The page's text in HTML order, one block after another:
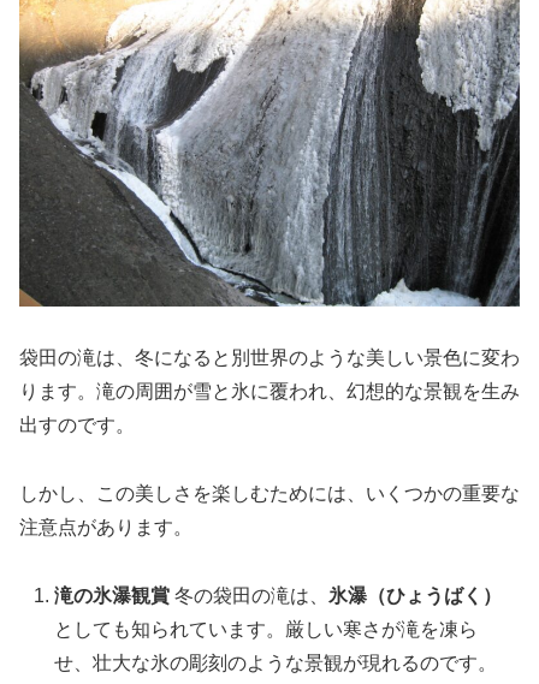
袋田の滝は、冬になると別世界のような美しい景色に変わ
ります。滝の周囲が雪と氷に覆われ、幻想的な景観を生み
出すのです。
しかし、この美しさを楽しむためには、いくつかの重要な
注意点があります。
滝の氷瀑観賞 冬の袋田の滝は、 氷瀑（ひょうばく）
としても知られています。厳しい寒さが滝を凍ら
せ、壮大な氷の彫刻のような景観が現れるのです。